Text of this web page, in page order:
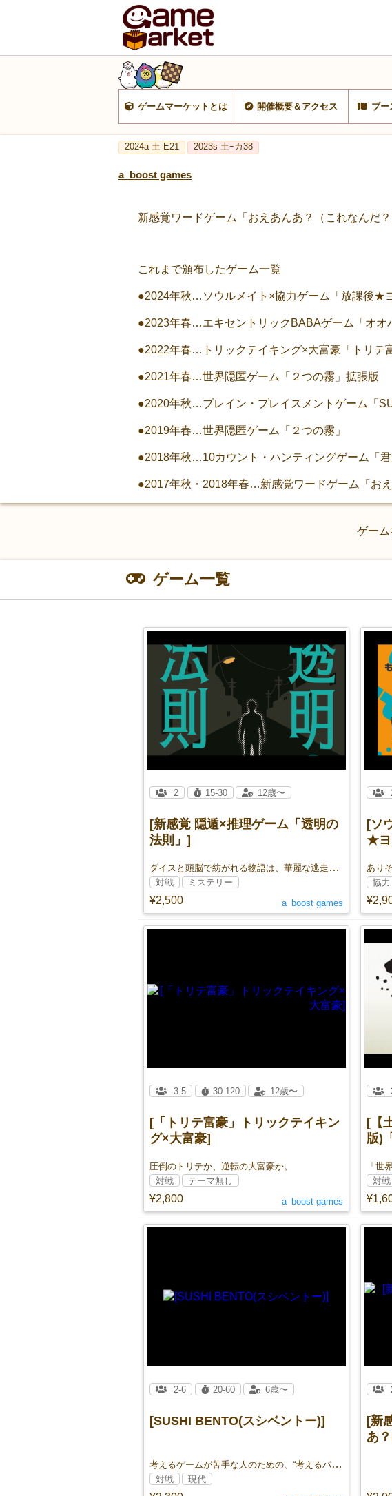
ゲームマーケットとは 開催概要＆アクセス ブー
2024a 土-E21 2023s 土ｰカ38
a_boost games
新感覚ワードゲーム「おえあんあ？（これなんだ
これまで頒布したゲーム一覧
●2024年秋…ソウルメイト×協力ゲーム「放課後★
●2023年春…エキセントリックBABAゲーム「オオ
●2022年春…トリックテイキング×大富豪「トリテ
●2021年春…世界隠匿ゲーム「２つの霧」拡張版
●2020年秋…ブレイン・プレイスメントゲーム「
●2019年春…世界隠匿ゲーム「２つの霧」
●2018年秋…10カウント・ハンティングゲーム「君
●2017年秋・2018年春…新感覚ワードゲーム「お
ゲーム
ゲーム一覧
[新感覚 隠遁×推理ゲーム「透明の
法則」]
ダイスと頭脳で紡がれる物語は、華麗な逃走劇か。痛快な推理劇か。
¥2,500
2 15-30 12歳〜
対戦 ミステリー
a_boost games
[ソ
★ヨ
協力
[「トリテ富豪」トリックテイキン
グ×大富豪]
圧倒のトリテか、逆転の大富豪か。
¥2,800
3-5 30-120 12歳〜
対戦 テーマ無し
a_boost games
[【
版)
対戦
[SUSHI BENTO(スシベントー)]
考えるゲームが苦手な人のための、“考えるパーティゲーム”が登場！
2-6 20-60 6歳〜
対戦 現代
[新
あ